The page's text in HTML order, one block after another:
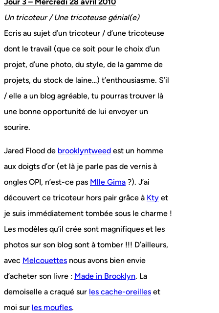
Jour 3 – Mercredi 28 avril 2010
Un tricoteur / Une tricoteuse génial(e)
Ecris au sujet d’un tricoteur / d’une tricoteuse
dont le travail (que ce soit pour le choix d’un
projet, d’une photo, du style, de la gamme de
projets, du stock de laine…) t’enthousiasme. S’il
/ elle a un blog agréable, tu pourras trouver là
une bonne opportunité de lui envoyer un
sourire.
Jared Flood de brooklyntweed est un homme
aux doigts d’or (et là je parle pas de vernis à
ongles OPI, n’est-ce pas Mlle Gima ?). J’ai
découvert ce tricoteur hors pair grâce à Kty et
je suis immédiatement tombée sous le charme !
Les modèles qu’il crée sont magnifiques et les
photos sur son blog sont à tomber !!! D’ailleurs,
avec Melcouettes nous avons bien envie
d’acheter son livre : Made in Brooklyn. La
demoiselle a craqué sur les cache-oreilles et
moi sur les moufles.